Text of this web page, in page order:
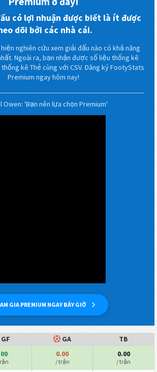
có lợi nhuận được biết là ít được
dõi bởi các nhà cái.
nghiên cứu xem giải đấu nào có khả năng
Ngoài ra, bạn nhận được số liệu thống kê
kê Thẻ cùng với CSV. Đăng ký FootyStats
Premium ngay hôm nay!
GIA PREMIUM NGAY BÂY GIỜ
Owen: 'Bạn nên lựa chọn Premium'
GF GA TB
0.00
/ trận
0.00
/ trận